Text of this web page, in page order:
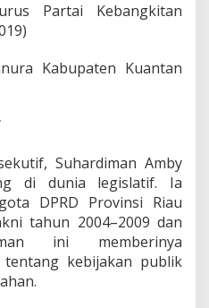
Partai Kebangkitan
Kabupaten Kuantan
Suhardiman Amby
di dunia legislatif. Ia
DPRD Provinsi Riau
tahun 2004–2009 dan
ini memberinya
tentang kebijakan publik